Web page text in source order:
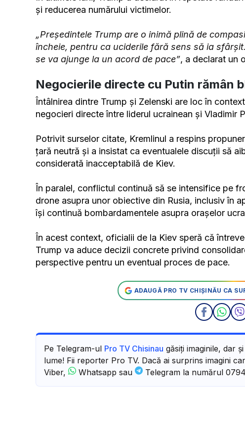
și reducerea numărului victimelor.
„Președintele Trump are o inimă plină de
încheie, pentru ca uciderile fără sens să ia
se va ajunge la un acord de pace”, a declarat un
Negocierile directe cu Putin rămân
Întâlnirea dintre Trump și Zelenski are loc în
negocieri directe între liderul ucrainean și Vladimir
Potrivit surselor citate, Kremlinul a respins
țară neutră și a insistat ca eventualele discuții să
considerată inacceptabilă de Kiev.
În paralel, conflictul continuă să se intensifice pe
drone asupra unor obiective din Rusia, inclusiv în
își continuă bombardamentele asupra orașelor
În acest context, oficialii de la Kiev speră că
Trump va aduce decizii concrete privind
perspective pentru un eventual proces de pace.
ADAUGĂ PRO TV CHIȘINĂU CA
Pe Telegram-ul Pro TV Chisinau găsiți imaginile, dar
lume! Fii reporter Pro TV. Dacă ai surprins imagini
Viber,
Whatsapp sau Telegram la numărul